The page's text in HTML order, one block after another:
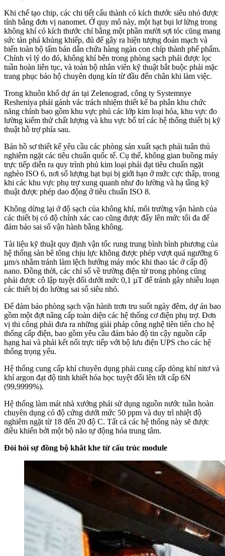
Khi chế tạo chip, các chi tiết cấu thành có kích thước siêu nhỏ được
tính bằng đơn vị nanomet. Ở quy mô này, một hạt bụi lơ lửng trong
không khí có kích thước chỉ bằng một phần mười sợi tóc cũng mang
sức tàn phá khủng khiếp, đủ để gây ra hiện tượng đoản mạch và
biến toàn bộ tấm bán dẫn chứa hàng ngàn con chíp thành phế phẩm.
Chính vì lý do đó, không khí bên trong phòng sạch phải được lọc
tuần hoàn liên tục, và toàn bộ nhân viên kỹ thuật bắt buộc phải mặc
trang phục bảo hộ chuyên dụng kín từ đầu đến chân khi làm việc.
Trong khuôn khổ dự án tại Zelenograd, công ty Systemnye
Resheniya phải gánh vác trách nhiệm thiết kế ba phân khu chức
năng chính bao gồm khu vực phủ các lớp kim loại hóa, khu vực đo
lường kiểm thử chất lượng và khu vực bố trí các hệ thống thiết bị kỹ
thuật hỗ trợ phía sau.
Bản hồ sơ thiết kế yêu cầu các phòng sản xuất sạch phải tuân thủ
nghiêm ngặt các tiêu chuẩn quốc tế. Cụ thể, không gian buồng máy
trực tiếp diễn ra quy trình phủ kim loại phải đạt tiêu chuẩn ngặt
nghèo ISO 6, nơi số lượng hạt bụi bị giới hạn ở mức cực thấp, trong
khi các khu vực phụ trợ xung quanh như đo lường và hạ tầng kỹ
thuật được phép dao động ở tiêu chuẩn ISO 8.
Không dừng lại ở độ sạch của không khí, môi trường vận hành của
các thiết bị có độ chính xác cao cũng được đẩy lên mức tối đa để
đảm bảo sai số vận hành bằng không.
Tài liệu kỹ thuật quy định vận tốc rung trung bình bình phương của
hệ thống sàn bê tông chịu lực không được phép vượt quá ngưỡng 6
µm/s nhằm tránh làm lệch hướng máy móc khi thao tác ở cấp độ
nano. Đồng thời, các chỉ số về trường điện từ trong phòng cũng
phải được cô lập tuyệt đối dưới mức 0,1 µT để tránh gây nhiễu loạn
các thiết bị đo lường sai số siêu nhỏ.
Để đảm bảo phòng sạch vận hành trơn tru suốt ngày đêm, dự án bao
gồm một đợt nâng cấp toàn diện các hệ thống cơ điện phụ trợ. Đơn
vị thi công phải đưa ra những giải pháp công nghệ tiên tiến cho hệ
thống cấp điện, bao gồm yêu cầu đảm bảo độ tin cậy nguồn cấp
hạng hai và phải kết nối trực tiếp với bộ lưu điện UPS cho các hệ
thống trọng yếu.
Hệ thống cung cấp khí chuyên dụng phải cung cấp dòng khí nitơ và
khí argon đạt độ tinh khiết hóa học tuyệt đối lên tới cấp 6N
(99,9999%).
Hệ thống làm mát nhà xưởng phải sử dụng nguồn nước tuần hoàn
chuyên dụng có độ cứng dưới mức 50 ppm và duy trì nhiệt độ
nghiêm ngặt từ 18 đến 20 độ C. Tất cả các hệ thống này sẽ được
điều khiển bởi một bộ não tự động hóa trung tâm.
Đòi hỏi sự đồng bộ khắt khe từ cấu trúc module